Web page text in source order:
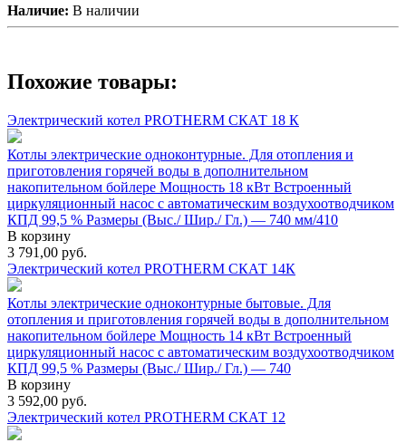
Наличие: В наличии
Похожие товары:
Электрический котел PROTHERM СКАТ 18 К
Котлы электрические одноконтурные. Для отопления и
приготовления горячей воды в дополнительном
накопительном бойлере Мощность 18 кВт Встроенный
циркуляционный насос с автоматическим воздухоотводчиком
КПД 99,5 % Размеры (Выс./ Шир./ Гл.) — 740 мм/410
В корзину
3 791,00 руб.
Электрический котел PROTHERM СКАТ 14К
Котлы электрические одноконтурные бытовые. Для
отопления и приготовления горячей воды в дополнительном
накопительном бойлере Мощность 14 кВт Встроенный
циркуляционный насос с автоматическим воздухоотводчиком
КПД 99,5 % Размеры (Выс./ Шир./ Гл.) — 740
В корзину
3 592,00 руб.
Электрический котел PROTHERM СКАТ 12